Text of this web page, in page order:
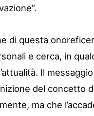
di questa
e cerca, in
Il
del concetto
ma che